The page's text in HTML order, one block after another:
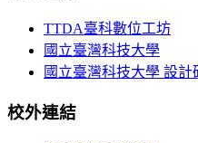
TTDA臺科數位工坊
國立臺灣科技大學
國立臺灣科技大學 設計
校外連結